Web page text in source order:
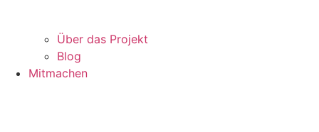
Über das Projekt
Blog
Mitmachen